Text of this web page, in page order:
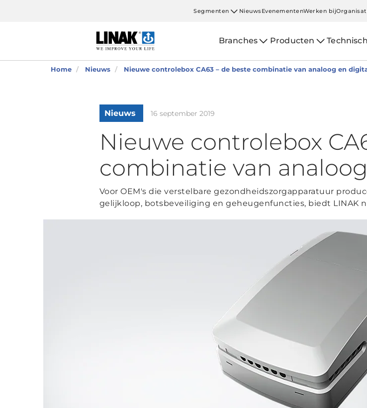
Segmenten NieuwsEvenementenWerken bij
Branches Producten
Home Nieuws Nieuwe controlebox CA63 – de beste combinatie van analoog en
Nieuws 16 september 2019
Nieuwe controlebox
combinatie van
Voor OEM's die verstelbare gezondheidszorgapparatuur
gelijkloop, botsbeveiliging en geheugenfuncties, biedt LINAK